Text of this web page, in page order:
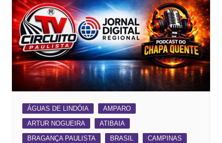
ÁGUAS DE LINDÓIA
AMPARO
ARTUR NOGUEIRA
ATIBAIA
BRAGANÇA PAULISTA
BRASIL
CAMPINAS